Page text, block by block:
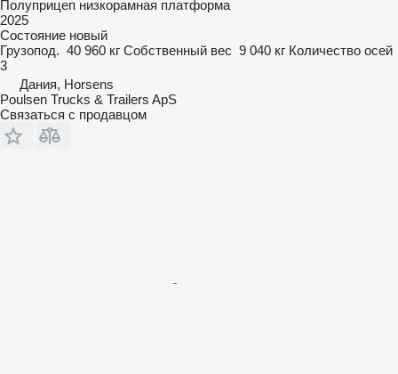
Полуприцеп низкорамная платформа
2025
Состояние новый
Грузопод. 40 960 кг Собственный вес 9 040 кг Количество осей
3
Дания, Horsens
Poulsen Trucks & Trailers ApS
Связаться с продавцом